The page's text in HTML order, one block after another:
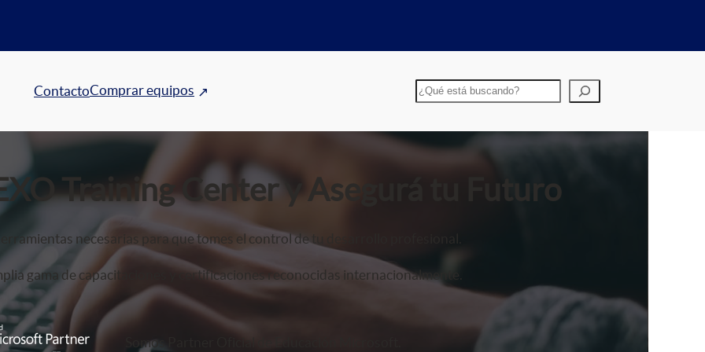
ContactoComprar equipos Buscar
Training Center y Asegurá tu Futuro
necesarias para que tomes el control de tu desarrollo profesional.
gama de capacitaciones y certificaciones reconocidas internacionalmente.
Somos Partner Oficial de Educación Microsoft.